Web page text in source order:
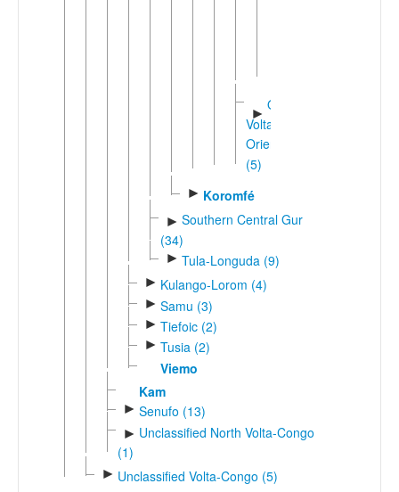
►
Oti-
Volta
Oriental
(5)
► Koromfé
► Southern Central Gur
(34)
► Tula-Longuda (9)
► Kulango-Lorom (4)
► Samu (3)
► Tiefoic (2)
► Tusia (2)
Viemo
Kam
► Senufo (13)
► Unclassified North Volta-Congo
(1)
► Unclassified Volta-Congo (5)